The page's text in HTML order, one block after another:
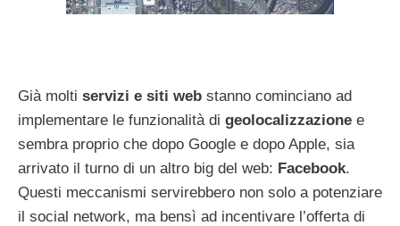
Già molti servizi e siti web stanno cominciano ad
implementare le funzionalità di geolocalizzazione e
sembra proprio che dopo Google e dopo Apple, sia
arrivato il turno di un altro big del web: Facebook.
Questi meccanismi servirebbero non solo a potenziare
il social network, ma bensì ad incentivare l’offerta di